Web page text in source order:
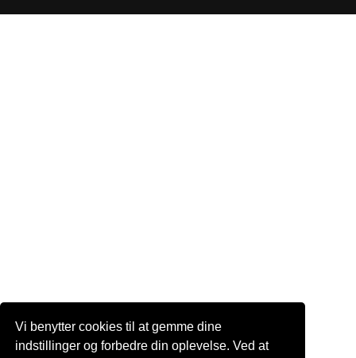
Vi benytter cookies til at gemme dine
indstillinger og forbedre din oplevelse. Ved at